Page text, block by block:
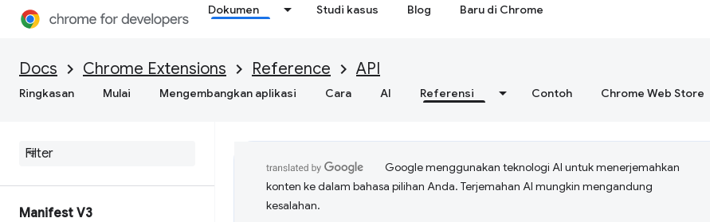
Dokumen Studi kasus Blog Baru di Chrome
Docs Chrome Extensions Reference API
Ringkasan Mulai Mengembangkan aplikasi Cara AI Referensi Contoh Chrome Web Store
Manifest V3
Google menggunakan teknologi AI untuk menerjemahkan
konten ke dalam bahasa pilihan Anda. Terjemahan AI mungkin mengandung
kesalahan.